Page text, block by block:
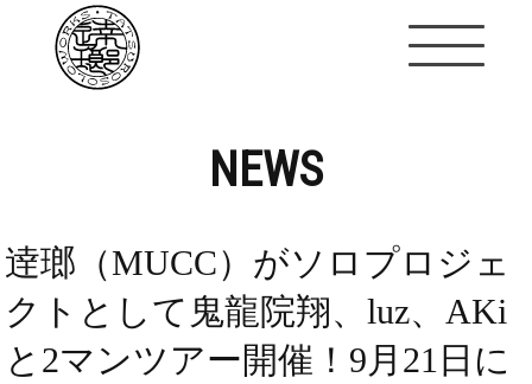
NEWS
逹瑯（MUCC）がソロプロジェ
クトとして鬼龍院翔、luz、AKi
と2マンツアー開催！9月21日に